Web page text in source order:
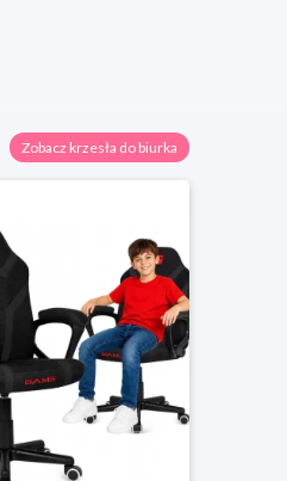
Zobacz krzesła do biurka